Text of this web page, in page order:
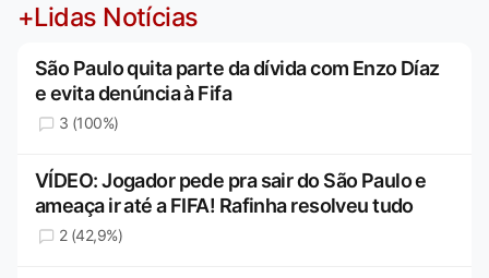
+Lidas Notícias
São Paulo quita parte da dívida com Enzo Díaz
e evita denúncia à Fifa
3 (100%)
VÍDEO: Jogador pede pra sair do São Paulo e
ameaça ir até a FIFA! Rafinha resolveu tudo
2 (42,9%)